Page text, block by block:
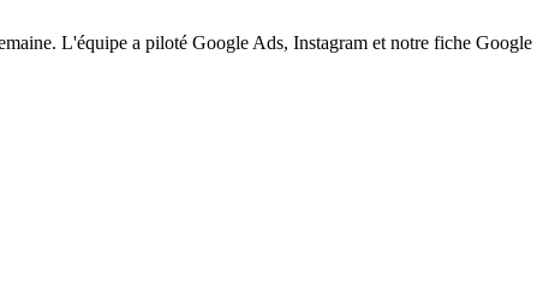
L'équipe a piloté Google Ads, Instagram et notre fiche